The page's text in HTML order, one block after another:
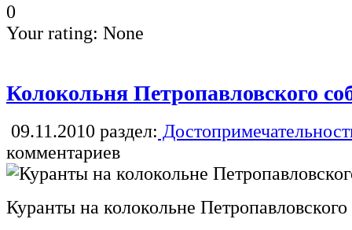
0
Your rating: None
Колокольня Петропавловского
09.11.2010 раздел:
комментариев
Куранты на колокольне Петропавловского